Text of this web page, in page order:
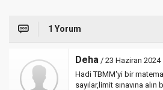
1 Yorum
Deha / 23 Haziran 2024
Hadi TBMM'yi bir
sayılar,limit sınavına